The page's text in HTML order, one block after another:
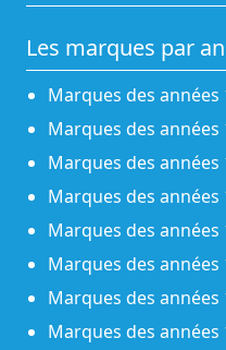
Les marques par
Marques des années
Marques des années
Marques des années
Marques des années
Marques des années
Marques des années
Marques des années
Marques des années